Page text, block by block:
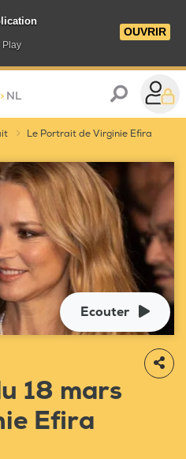
Play
OUVRIR
> NL
Le Portrait de Virginie Efira
Ecouter
18 mars
Efira